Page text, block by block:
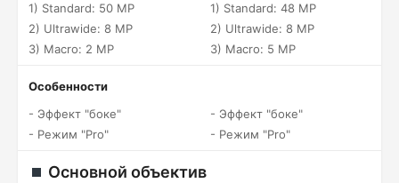
1) Standard: 50 MP
2) Ultrawide: 8 MP
3) Macro: 2 MP
1) Standard: 48 MP
2) Ultrawide: 8 MP
3) Macro: 5 MP
Особенности
- Эффект "боке"
- Режим "Pro"
- Эффект "боке"
- Режим "Pro"
Основной объектив